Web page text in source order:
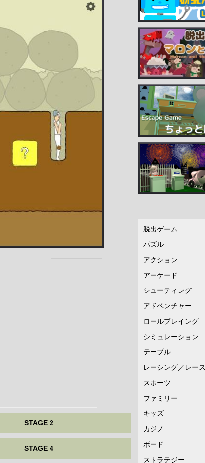
STAGE 2
STAGE 4
脱出ゲーム
パズル
アクション
アーケード
シューティング
アドベンチャー
ロールプレイング
シミュレーション
テーブル
レーシング／レース
スポーツ
ファミリー
キッズ
カジノ
ボード
ストラテジー